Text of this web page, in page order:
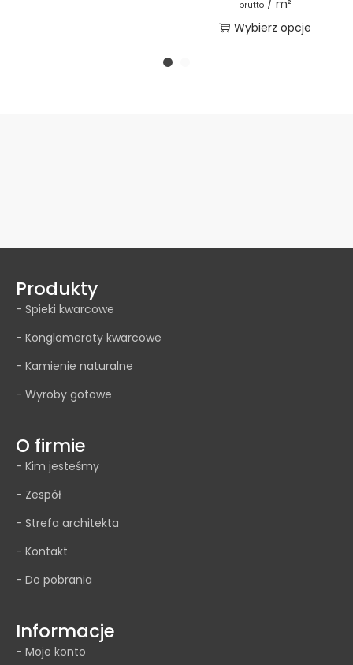
brutto/ m²
Wybierz opcje
Produkty
- Spieki kwarcowe
- Konglomeraty kwarcowe
- Kamienie naturalne
- Wyroby gotowe
O firmie
- Kim jesteśmy
- Zespół
- Strefa architekta
- Kontakt
- Do pobrania
Informacje
- Moje konto